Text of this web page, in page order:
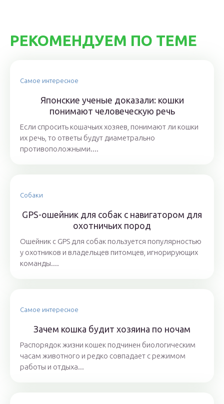
РЕКОМЕНДУЕМ ПО ТЕМЕ
Самое интересное
Японские ученые доказали: кошки
понимают человеческую речь
Если спросить кошачьих хозяев, понимают ли кошки
их речь, то ответы будут диаметрально
противоположными....
Собаки
GPS-ошейник для собак с навигатором для
охотничьих пород
Ошейник с GPS для собак пользуется популярностью
у охотников и владельцев питомцев, игнорирующих
команды....
Самое интересное
Зачем кошка будит хозяина по ночам
Распорядок жизни кошек подчинен биологическим
часам животного и редко совпадает с режимом
работы и отдыха...